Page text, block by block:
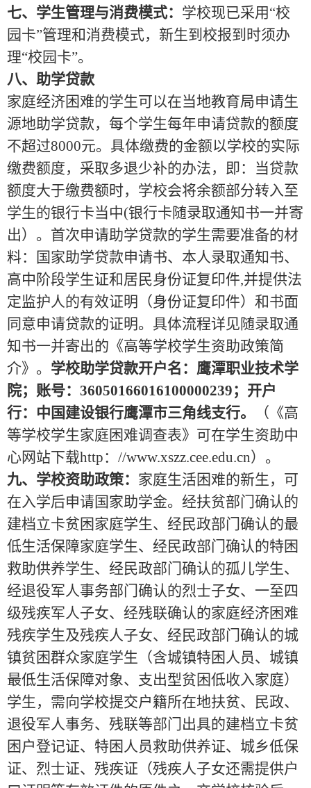
七、学生管理与消费模式： 学校现已采用 “校
园卡”管理和消费模式，新生到校报到时须办
理“校园卡”。
八、助学贷款
家庭经济困难的学生可以在当地教育局申请生
源地助学贷款，每个学生每年申请贷款的额度
不超过8000元。具体缴费的金额以学校的实际
缴费额度，采取多退少补的办法，即：当贷款
额度大于缴费额时，学校会将余额部分转入至
学生的银行卡当中(银行卡随录取通知书一并寄
出）。首次申请助学贷款的学生需要准备的材
料：国家助学贷款申请书、本人录取通知书、
高中阶段学生证和居民身份证复印件,并提供法
定监护人的有效证明（身份证复印件）和书面
同意申请贷款的证明。具体流程详见随录取通
知书一并寄出的《高等学校学生资助政策简
介》。 学校助学贷款开户名：鹰潭职业技术学
院；账号： 36050166016100000239；开户
行：中国建设银行鹰潭市三角线支行。
（《高
等学校学生家庭困难调查表》可在学生资助中
心网站下载http： //www.xszz.cee.edu.cn）。
九、学校资助政策： 家庭生活困难的新生，可
在入学后申请国家助学金。经扶贫部门确认的
建档立卡贫困家庭学生、经民政部门确认的最
低生活保障家庭学生、经民政部门确认的特困
救助供养学生、经民政部门确认的孤儿学生、
经退役军人事务部门确认的烈士子女、一至四
级残疾军人子女、经残联确认的家庭经济困难
残疾学生及残疾人子女、经民政部门确认的城
镇贫困群众家庭学生（含城镇特困人员、城镇
最低生活保障对象、支出型贫困低收入家庭）
学生 ，需向学校提交户籍所在地扶贫、民政、
退役军人事务、 残联等部门出具的建档立卡贫
困户登记证、特困人员救助供养证、 城乡低保
证、 烈士证、 残疾证 （残疾人子女还需提供户